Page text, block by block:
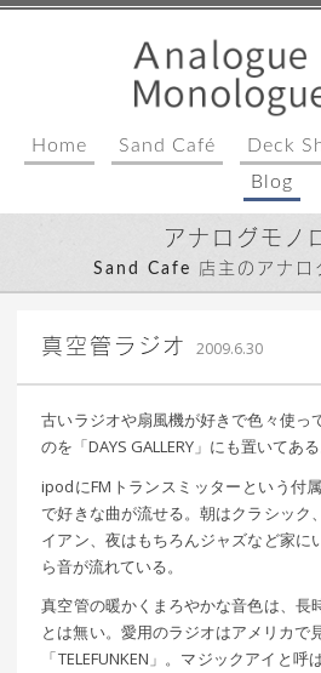
Home Sand Café Deck
Blog
アナログモノ
Sand Cafe 店主のアナロ
真空管ラジオ 2009.6.30｜ 更新日
込山 敏郎
古いラジオや扇風機が好きで色々使っ
のを「DAYS GALLERY」にも置いてある
ipodにFMトランスミッターという付
で好きな曲が流せる。朝はクラシック
イアン、夜はもちろんジャズなど家に
ら音が流れている。
真空管の暖かくまろやかな音色は、長
とは無い。愛用のラジオはアメリカで
「TELEFUNKEN」。マジックアイと